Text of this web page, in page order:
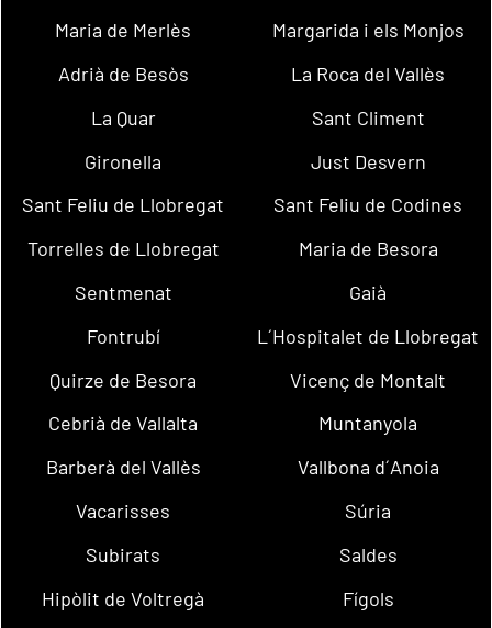
Maria de Merlès
Margarida i els Monjos
Adrià de Besòs
La Roca del Vallès
La Quar
Sant Climent
Gironella
Just Desvern
Sant Feliu de Llobregat
Sant Feliu de Codines
Torrelles de Llobregat
Maria de Besora
Sentmenat
Gaià
Fontrubí
L´Hospitalet de Llobregat
Quirze de Besora
Vicenç de Montalt
Cebrià de Vallalta
Muntanyola
Barberà del Vallès
Vallbona d´Anoia
Vacarisses
Súria
Subirats
Saldes
Hipòlit de Voltregà
Fígols